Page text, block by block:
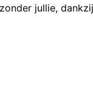
jullie,